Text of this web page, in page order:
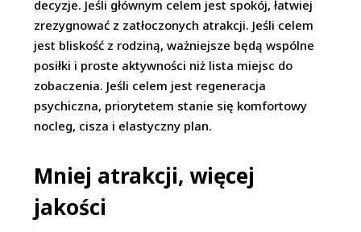
decyzje. Jeśli głównym celem jest spokój, łatwiej
zrezygnować z zatłoczonych atrakcji. Jeśli celem
jest bliskość z rodziną, ważniejsze będą wspólne
posiłki i proste aktywności niż lista miejsc do
zobaczenia. Jeśli celem jest regeneracja
psychiczna, priorytetem stanie się komfortowy
nocleg, cisza i elastyczny plan.
Mniej atrakcji, więcej
jakości